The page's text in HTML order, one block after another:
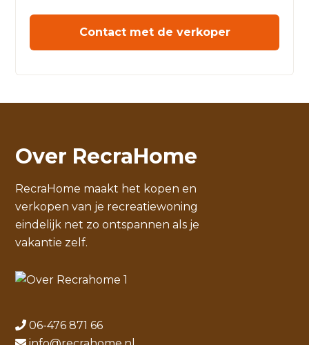
Contact met de verkoper
Over RecraHome
RecraHome maakt het kopen en
verkopen van je recreatiewoning
eindelijk net zo ontspannen als je
vakantie zelf.
06-476 871 66